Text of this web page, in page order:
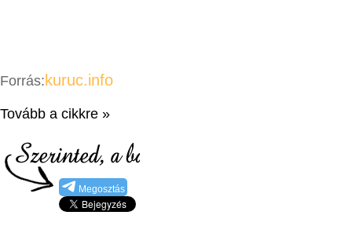
Forrás: kuruc.info
Tovább a cikkre »
Megosztás